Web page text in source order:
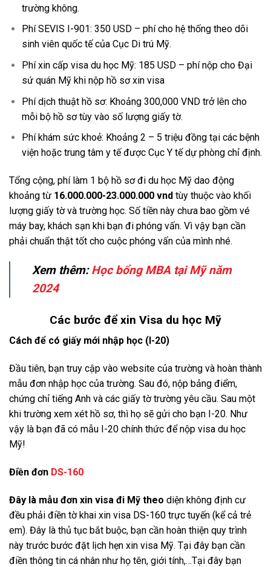
trường không.
Phí SEVIS I-901: 350 USD – phí cho hệ thống theo dõi
sinh viên quốc tế của Cục Di trú Mỹ.
Phí xin cấp visa du học Mỹ: 185 USD – phí nộp cho Đại
sứ quán Mỹ khi nộp hồ sơ xin visa
Phí dịch thuật hồ sơ: Khoảng 300,000 VND trở lên cho
mỗi bộ hồ sơ tùy vào số lượng giấy tờ.
Phí khám sức khoẻ: Khoảng 2 – 5 triệu đồng tại các bệnh
viện hoặc trung tâm y tế được Cục Y tế dự phòng chỉ định.
Tổng cộng, phí làm 1 bộ hồ sơ đi du học Mỹ dao động
khoảng từ 16.000.000-23.000.000 vnd tùy thuộc vào khối
lượng giấy tờ và trường học. Số tiền này chưa bao gồm vé
máy bay, khách sạn khi bạn đi phóng vấn. Vì vậy bạn cần
phải chuẩn thật tốt cho cuộc phóng vấn của mình nhé.
Xem thêm:Học bổng MBA tại Mỹ năm
2024
Các bước để xin Visa du học Mỹ
Cách để có giấy mới nhập học (I-20)
Đầu tiên, bạn truy cập vào website của trường và hoàn thành
mẫu đơn nhập học của trường. Sau đó, nộp bảng điểm,
chứng chỉ tiếng Anh và các giấy tờ trường yêu cầu. Sau một
khi trường xem xét hồ sơ, thì họ sẽ gửi cho bạn I-20. Như
vậy là bạn đã có mẫu I-20 chính thức để nộp visa du học
Mỹ!
Điền đơn DS-160
Đây là mẫu đơn xin visa đi Mỹ theo diện không định cư
đều phải điền tờ khai xin visa DS-160 trực tuyến (kể cả trẻ
em). Đây là thủ tục bắt buộc, bạn cần hoàn thiện quy trình
này trước bước đặt lịch hẹn xin visa Mỹ. Tại đây bạn cần
điền thông tin cá nhân như họ tên, giới tính,…Tại đây bạn